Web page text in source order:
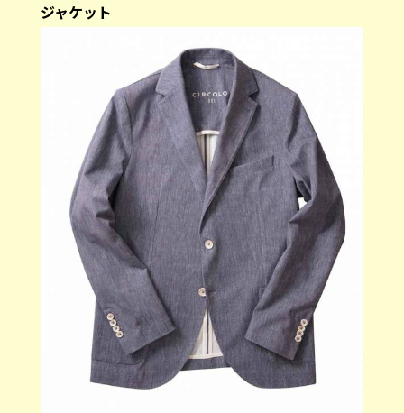
ジャケット